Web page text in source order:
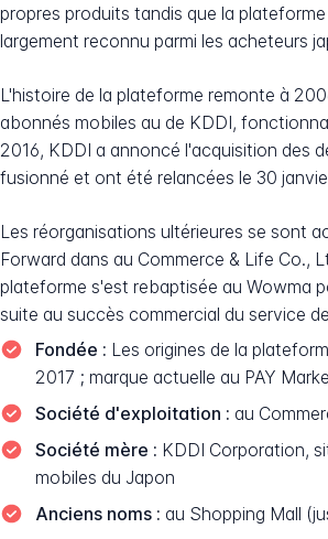
propres produits tandis que la
largement reconnu parmi les acheteurs
L'histoire de la plateforme remonte à
abonnés mobiles au de KDDI,
2016, KDDI a annoncé l'acquisition des
fusionné et ont été relancées le 30
Les réorganisations ultérieures se sont
Forward dans au Commerce & Life Co.,
plateforme s'est rebaptisée au Wowma
suite au succès commercial du service
Fondée : Les origines de la
2017 ; marque actuelle au PAY
Société d'exploitation : au
Société mère : KDDI Corporation,
mobiles du Japon
Anciens noms : au Shopping Mall